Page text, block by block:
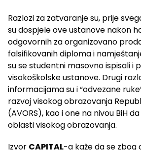
Razlozi za zatvaranje su, prije
su dospjele ove ustanove nakon
odgovornih za organizovano
falsifikovanih diploma i
su se studentni masovno ispisali i
visokoškolske ustanove. Drugi
informacijama su i “odvezane
razvoj visokog obrazovanja
(AVORS), kao i one na nivou BiH
oblasti visokog obrazovanja.
Izvor CAPITAL-a kaže da se zbog